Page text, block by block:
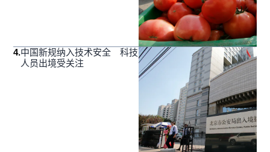
4.中国新规纳入技术安全 科技
人员出境受关注